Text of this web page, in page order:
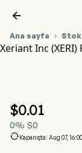

Ana sayfa  Stok
Xeriant Inc (XERI)
$0.01
0% $0
Kapanışta: Aug 07,